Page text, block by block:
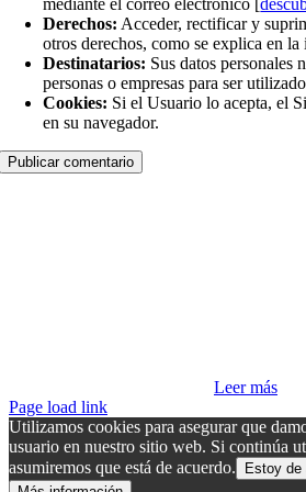
Derechos: Acceder, rectificar y
otros derechos, como se explica en
Destinatarios: Sus datos personales
personas o empresas para ser
Cookies: Si el Usuario lo acepta, el
en su navegador.
Leer más
Page load link
Utilizamos cookies para asegurar que
usuario en nuestro sitio web. Si continúa
asumiremos que está de acuerdo.
Estoy de